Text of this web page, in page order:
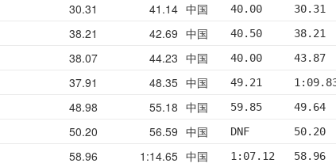
30.31 41.14 中国 40.00     30.31
38.21 42.69 中国 40.50     38.21
38.07 44.23 中国 40.00     43.87
37.91 48.35 中国 49.21
48.98 55.18 中国 59.85
50.20 56.59 中国 DNF
58.96 1:14.65 中国 1:07.12